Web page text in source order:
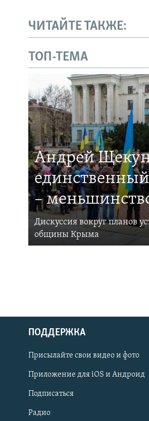
Українською
Qırımtatar
ПРИСОЕДИНЯЙТЕСЬ!
ЧИТАЙТЕ ТАКЖЕ:
ТОП-ТЕМА
Андрей
–
Дискуссия вокруг планов
общины Крыма
ПОДДЕРЖКА
Присылайте свои видео и фото
Приложение для iOS и Андроид
Подписаться
Радио